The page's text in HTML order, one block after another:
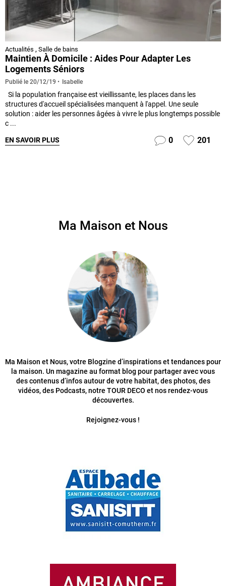
Actualités , Salle de bains
Maintien À Domicile : Aides Pour Adapter Les
Logements Séniors
Publié le 20/12/19 Isabelle
Si la population française est vieillissante, les places dans les
structures d'accueil spécialisées manquent à l'appel. Une seule
solution : aider les personnes âgées à vivre le plus longtemps possible
c ...
EN SAVOIR PLUS 0 201
Ma Maison et Nous
Ma Maison et Nous, votre Blogzine d’inspirations et tendances pour
la maison. Un magazine au format blog pour partager avec vous
des contenus d’infos autour de votre habitat, des photos, des
vidéos, des Podcasts, notre TOUR DECO et nos rendez-vous
découvertes.
Rejoignez-vous !